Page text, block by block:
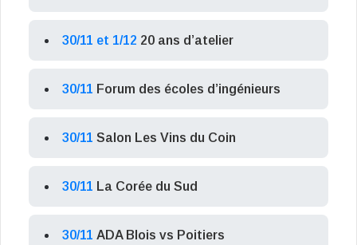
30/11 et 1/12 20 ans d’atelier
30/11 Forum des écoles d’ingénieurs
30/11 Salon Les Vins du Coin
30/11 La Corée du Sud
30/11 ADA Blois vs Poitiers